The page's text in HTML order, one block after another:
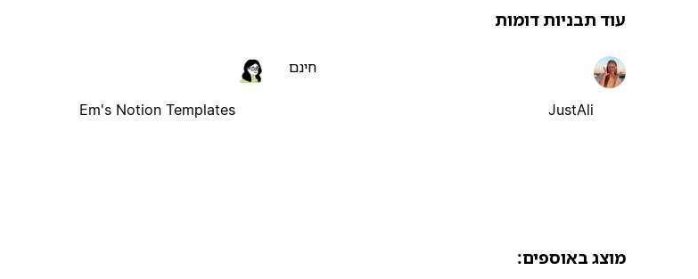
עוד תבניות דומות
JustAli
חינם
Em's Notion Templates
מוצג באוספים: